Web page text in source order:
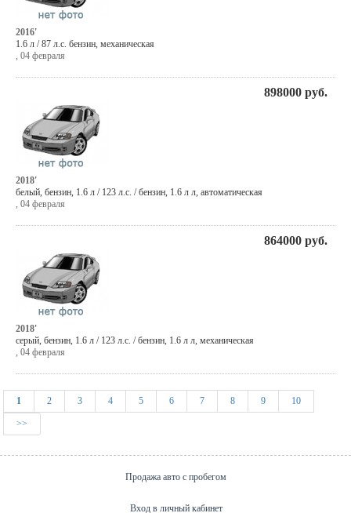
2016'
1.6 л / 87 л.с. бензин, механическая
, 04 февраля
898000 руб.
2018'
белый, бензин, 1.6 л / 123 л.с. / бензин, 1.6 л л, автоматическая
, 04 февраля
864000 руб.
2018'
серый, бензин, 1.6 л / 123 л.с. / бензин, 1.6 л л, механическая
, 04 февраля
1 2 3 4 5 6 7 8 9 10
>>
Продажа авто с пробегом
Вход в личный кабинет